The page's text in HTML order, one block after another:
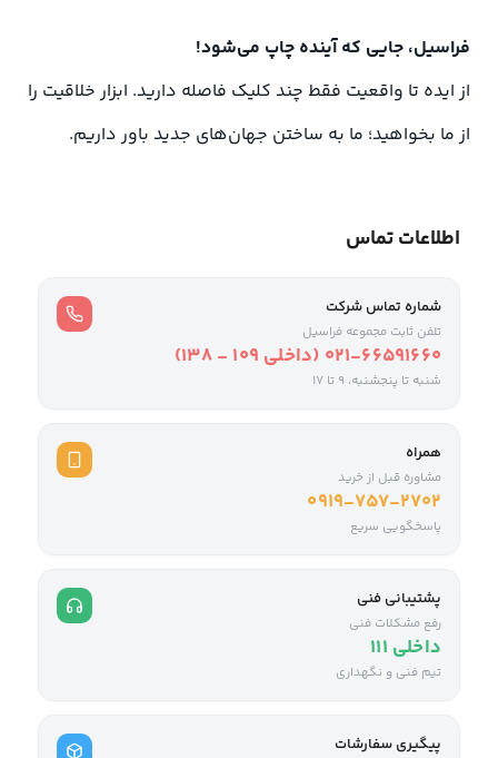
فراسیل، جایی که آینده چاپ می‌شود!
از ایده تا واقعیت فقط چند کلیک فاصله دارید. ابزار خلاقیت را
از ما بخواهید؛ ما به ساختن جهان‌های جدید باور داریم.
اطلاعات تماس
شماره تماس شرکت
تلفن ثابت مجموعه فراسیل
021-66591660 (داخلی ۱۰۹ - ۱۳۸)
شنبه تا پنجشنبه، 9 تا ۱۷
همراه
مشاوره قبل از خرید
0919-757-2702
پاسخگویی سریع
پشتیبانی فنی
رفع مشکلات فنی
داخلی ۱۱۱
تیم فنی و نگهداری
پیگیری سفارشات